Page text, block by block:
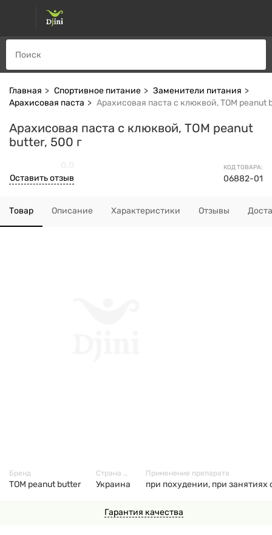
Главная Спортивное питание
Заменители питания
Арахисовая паста
Арахисовая паста с клюквой, TOM peanut
Арахисовая паста с клюквой, TOM peanut
butter, 500 г
КОД ТОВАРА:
06882-01
Оставить отзыв
Товар Описание Характеристики Отзывы
Гарантия качества
Бренд
TOM peanut butter
Страна производитель
Украина
Применение препарата
при похудении, при занятиях